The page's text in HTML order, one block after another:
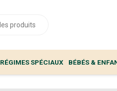
RÉGIMES SPÉCIAUX BÉBÉS &